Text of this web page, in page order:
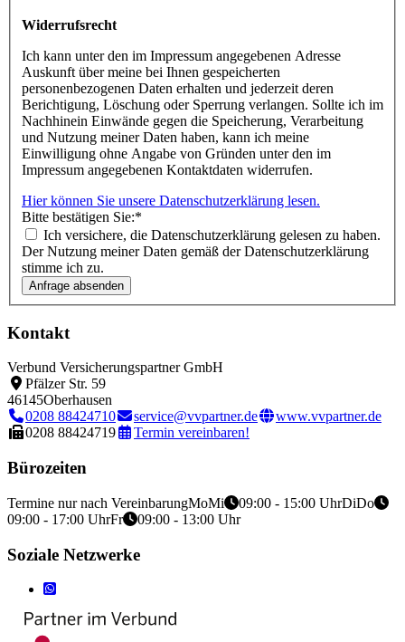
Widerrufsrecht
Ich kann unter den im Impressum angegebenen Adresse
Auskunft über meine bei Ihnen gespeicherten
personenbezogenen Daten erhalten und jederzeit deren
Berichtigung, Löschung oder Sperrung verlangen. Sollte ich im
Nachhinein Einwände gegen die Speicherung, Verarbeitung
und Nutzung meiner Daten haben, kann ich meine
Einwilligung ohne Angabe von Gründen unter den im
Impressum angegebenen Kontaktdaten widerrufen.
Hier können Sie unsere Datenschutzerklärung lesen.
Bitte bestätigen Sie:*
Der Nutzung meiner Daten gemäß der Datenschutzerklärung
stimme ich zu.
Kontakt
Verbund Versicherungspartner GmbH
Pfälzer Str. 59
46145Oberhausen
0208 88424710
service@vvpartner.de
www.vvpartner.de
0208 88424719
Termin vereinbaren!
Bürozeiten
Termine nur nach VereinbarungMoMi 09:00 - 15:00 UhrDiDo
09:00 - 17:00 UhrFr 09:00 - 13:00 Uhr
Soziale Netzwerke